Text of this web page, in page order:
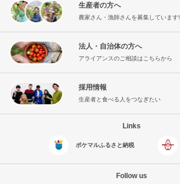
生産者の方へ
農家さん・漁師さんを募集しています!
法人・自治体の方へ
アライアンスのご相談はこちらから
採用情報
生産者と食べる人をつなぎたい
Links
ポケマルふるさと納税
Follow us